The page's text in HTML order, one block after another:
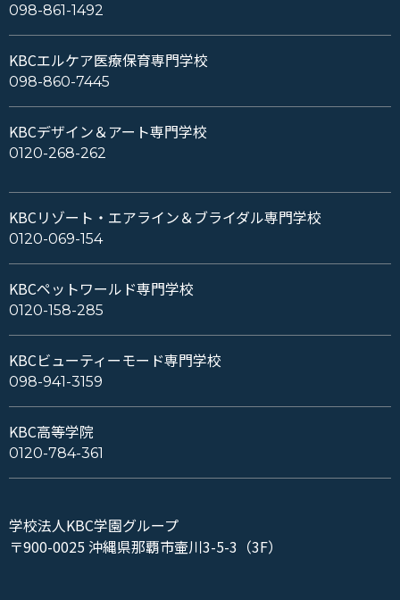
098-861-1492
KBCエルケア医療保育専門学校
098-860-7445
KBCデザイン＆アート専門学校
0120-268-262
KBCリゾート・エアライン＆ブライダル専門学校
0120-069-154
KBCペットワールド専門学校
0120-158-285
KBCビューティーモード専門学校
098-941-3159
KBC高等学院
0120-784-361
学校法人KBC学園グループ
〒900-0025 沖縄県那覇市壷川3-5-3（3F）